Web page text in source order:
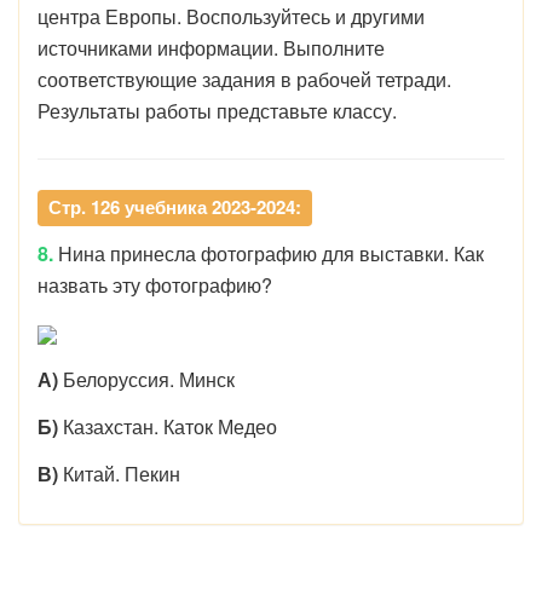
центра Европы. Воспользуйтесь и другими
источниками информации. Выполните
соответствующие задания в рабочей тетради.
Результаты работы представьте классу.
Стр. 126 учебника 2023-2024:
8. Нина принесла фотографию для выставки. Как
назвать эту фотографию?
А) Белоруссия. Минск
Б) Казахстан. Каток Медео
В) Китай. Пекин